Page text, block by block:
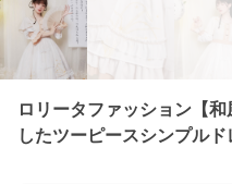
ロリータファッション【
したツーピースシンプルド